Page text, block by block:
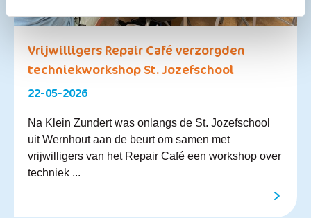
Vrijwilligers Repair Café verzorgden
techniekworkshop St. Jozefschool
22-05-2026
Na Klein Zundert was onlangs de St. Jozefschool
uit Wernhout aan de beurt om samen met
vrijwilligers van het Repair Café een workshop over
techniek ...